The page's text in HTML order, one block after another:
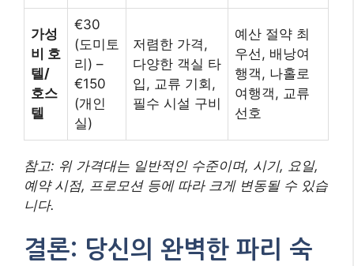
가성
비 호
텔/
호스
텔
€30
(도미토
리) –
€150
(개인
실)
저렴한 가격,
다양한 객실 타
입, 교류 기회,
필수 시설 구비
예산 절약 최
우선, 배낭여
행객, 나홀로
여행객, 교류
선호
참고: 위 가격대는 일반적인 수준이며, 시기, 요일,
예약 시점, 프로모션 등에 따라 크게 변동될 수 있습
니다.
결론: 당신의 완벽한 파리 숙